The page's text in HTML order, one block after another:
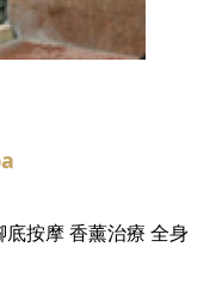
底按摩香薰治療 全身